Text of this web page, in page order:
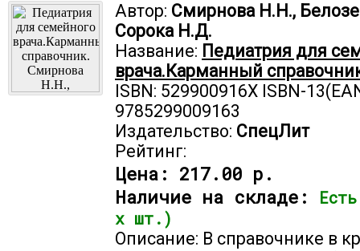
Автор: Смирнова Н.Н.,
Сорока Н.Д.
Название: Педиатрия для
врача.Карманный
ISBN: 529900916X ISBN-
9785299009163
Издательство: СпецЛит
Рейтинг:
Цена: 217.00 р.
Наличие на складе:
х шт.)
Описание: В справочнике в